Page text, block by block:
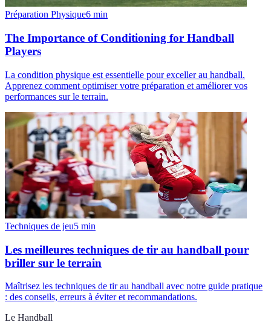
Préparation Physique6 min
The Importance of Conditioning for Handball
Players
La condition physique est essentielle pour exceller au handball.
Apprenez comment optimiser votre préparation et améliorer vos
performances sur le terrain.
Techniques de jeu5 min
Les meilleures techniques de tir au handball pour
briller sur le terrain
Maîtrisez les techniques de tir au handball avec notre guide pratique
: des conseils, erreurs à éviter et recommandations.
Le Handball